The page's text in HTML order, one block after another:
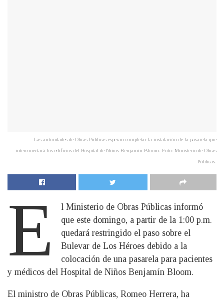
Las autoridades de Obras Públicas esperan completar la instalación de la pasarela que
interconectará los edificios del Hospital de Niños Benjamín Bloom. Foto: Ministerio de Obras
Públicas.
E
l Ministerio de Obras Públicas informó
que este domingo, a partir de la 1:00 p.m.
quedará restringido el paso sobre el
Bulevar de Los Héroes debido a la
colocación de una pasarela para pacientes
y médicos del Hospital de Niños Benjamín Bloom.
El ministro de Obras Públicas, Romeo Herrera, ha